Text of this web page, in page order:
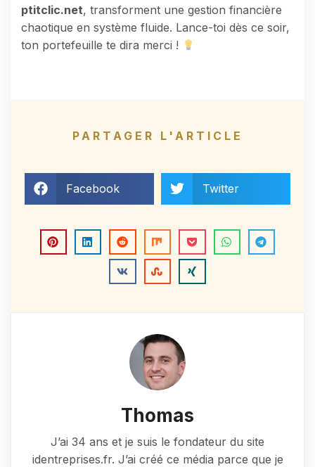
ptitclic.net, transforment une gestion financière
chaotique en système fluide. Lance-toi dès ce soir,
ton portefeuille te dira merci !
PARTAGER L'ARTICLE
Facebook Twitter
Thomas
J’ai 34 ans et je suis le fondateur du site
identreprises.fr. J’ai créé ce média parce que je